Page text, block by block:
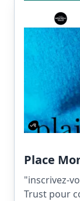
Place
"inscrivez-
Trust pour